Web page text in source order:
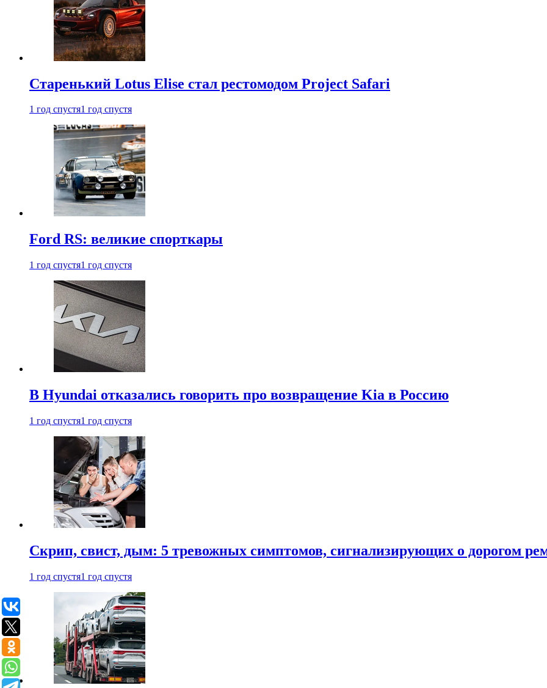
Старенький Lotus Elise стал рестомодом Project Safari
1 год спустя1 год спустя
Ford RS: великие спорткары
1 год спустя1 год спустя
В Hyundai отказались говорить про возвращение Kia в Россию
1 год спустя1 год спустя
Скрип, свист, дым: 5 тревожных симптомов, сигнализирующих о дорогом
1 год спустя1 год спустя